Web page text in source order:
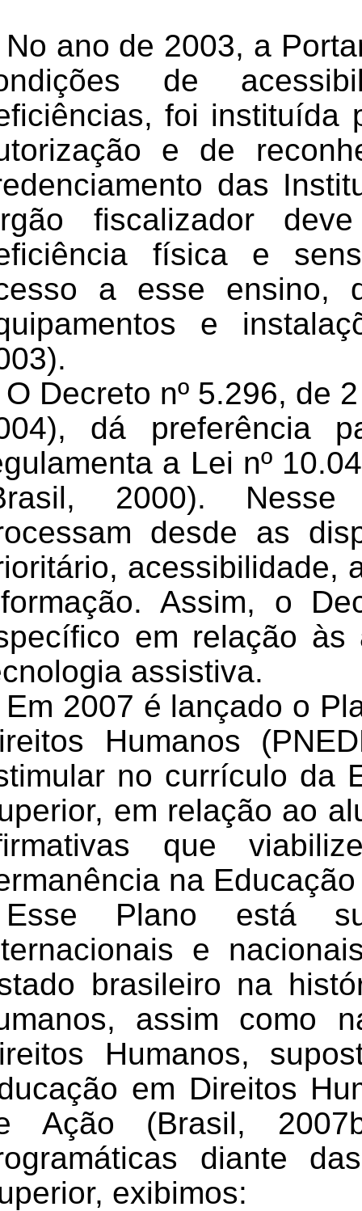
No ano de 2003, a
de
foi instituída
e de
das
fiscalizador
física e
a esse ensino,
e
O Decreto nº 5.296, de
dá preferência
a Lei nº
2000).
desde as
acessibilidade,
Assim, o
em relação às
assistiva.
Em 2007 é lançado o
Humanos
no currículo da
em relação ao
que
na
Esse Plano
está
e
brasileiro na
assim como
Humanos,
em Direitos
Ação (Brasil,
diante
exibimos: